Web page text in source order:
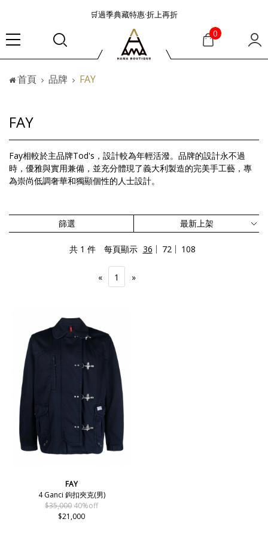
🛒過季典藏特惠·折上再折
👜大容量包款美學從不只是收納
『折扣』降臨，將時髦夏季全部收藏
🟤「萬元初」入手HEREU小眾靜奢品牌包款
🟤TODS的義大利經典美學超越了短暫流行
🟤「萬元初」入手HEREU小眾靜奢品牌包款
0
首頁 品牌 FAY
FAY
Fay相較於主品牌Tod's，設計較為年輕活潑。品牌的設計永不過
時，優雅與實用兼備，並充分體現了義大利製造的完美手工藝，專
為崇尚低調奢華和獨顯個性的人士設計。
篩選
共 1 件 每頁顯示 36 72 108
« 1 »
FAY
4 Ganci 鉤扣夾克(男)
$35,000 40%off
$21,000